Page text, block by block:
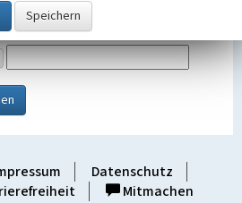
Sie unten das Rechenergebnis aus der
Datenschutz
Mitmachen